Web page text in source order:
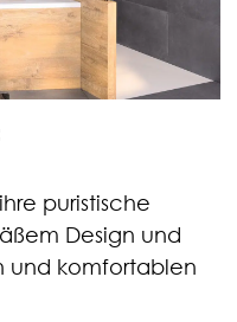
puristische
Design und
und komfortablen